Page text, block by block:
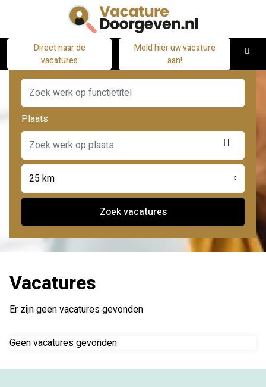
Direct naar de
vacatures
Meld hier uw vacature
aan!
Functie
Plaats
ophalen
25 km
Zoek vacatures
Vacatures
Er zijn geen vacatures gevonden
Geen vacatures gevonden